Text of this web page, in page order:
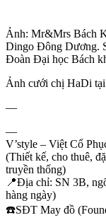
Ảnh: Mr&Mrs Bách
Dingo Đông Dương.
Đoàn Đại học Bách
Ảnh cưới chị HaDi
—
—
V’style – Việt Cổ
(Thiết kế, cho thuê,
truyền thống)
📍Địa chỉ: SN 3B,
hàng ngày)
☎️SĐT May đồ